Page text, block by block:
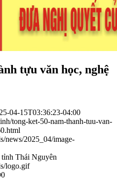
tựu văn học, nghệ
04-15T03:36:23-04:00
tong-ket-50-nam-thanh-tuu-van-
news/2025_04/image-
Thái Nguyên
logo.gif
0